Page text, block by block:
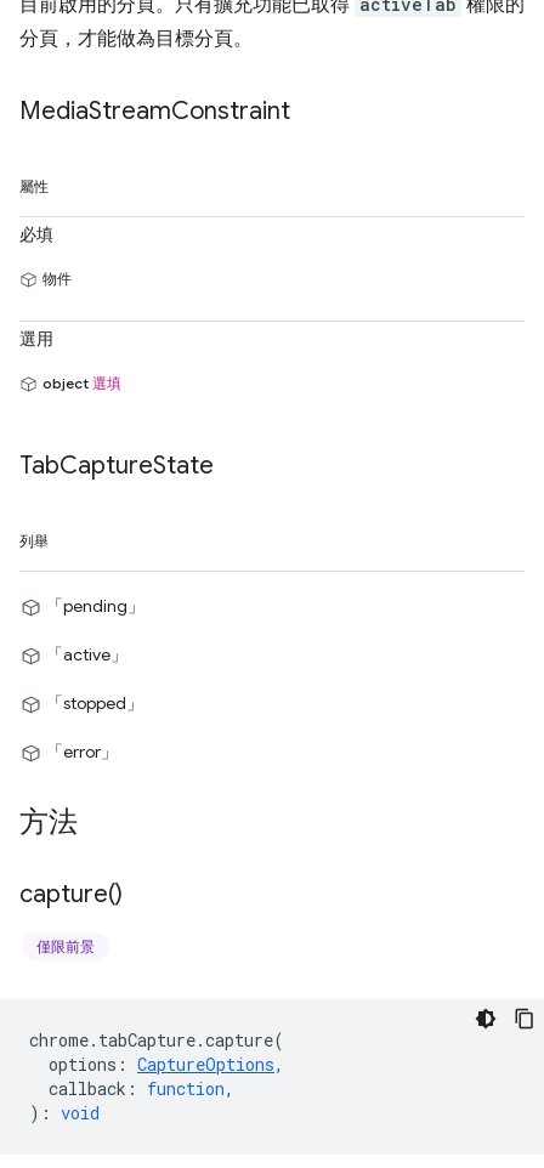
目前啟用的分頁。只有擴充功能已取得
權限的
分頁，才能做為目標分頁。
MediaStreamConstraint
屬性
必填
物件
選用
object 選填
TabCaptureState
列舉
「pending」
「active」
「stopped」
「error」
方法
capture()
僅限前景
chrome. tabCapture.capture(
options : CaptureOptions,
callback : function,
) : void